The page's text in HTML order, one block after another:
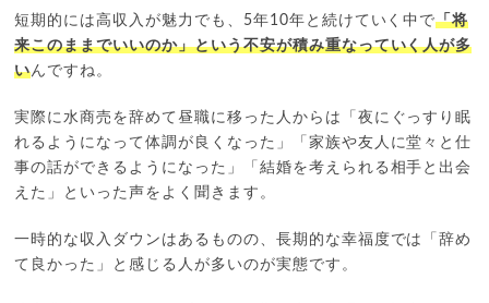
短期的には高収入が魅力でも、5年10年と続けていく中で「将
来このままでいいのか」という不安が積み重なっていく人が多
いんですね。
実際に水商売を辞めて昼職に移った人からは「夜にぐっすり眠
れるようになって体調が良くなった」「家族や友人に堂々と仕
事の話ができるようになった」「結婚を考えられる相手と出会
えた」といった声をよく聞きます。
一時的な収入ダウンはあるものの、長期的な幸福度では「辞め
て良かった」と感じる人が多いのが実態です。